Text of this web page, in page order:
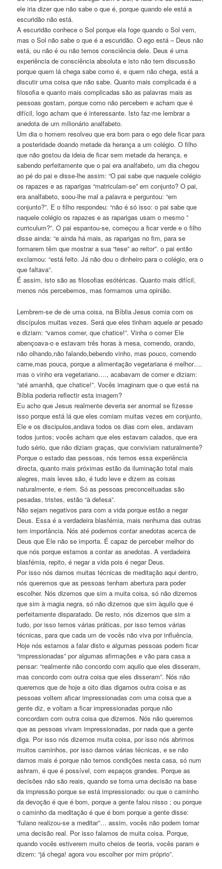
ele iria dizer que não sabe o que é, porque quando ele está a
escuridão não está.
A escuridão conhece o Sol porque ela foge quando o Sol vem,
mas o Sol não sabe o que é a escuridão. O ego está – Deus não
está, ou não é ou não temos consciência dele. Deus é uma
experiência de consciência absoluta e isto não tem discussão
porque quem lá chega sabe como é, e quem não chega, está a
discutir uma coisa que não sabe. Quanto mais complicada é a
filosofia e quanto mais complicadas são as palavras mais as
pessoas gostam, porque como não percebem e acham que é
difícil, logo acham que é interessante. Isto faz-me lembrar a
anedota de um milionário analfabeto.
Um dia o homem resolveu que era bom para o ego dele ficar para
a posteridade doando metade da herança a um colégio. O filho
que não gostou da ideia de ficar sem metade da herança, e
sabendo perfeitamente que o pai era analfabeto, um dia chegou
ao pé do pai e disse-lhe assim: “O pai sabe que naquele colégio
os rapazes e as raparigas “matriculam-se” em conjunto? O pai,
era analfabeto, soou-lhe mal a palavra e perguntou: “em
conjunto?”. E o filho respondeu: “não é só isso: o pai sabe que
naquele colégio os rapazes e as raparigas usam o mesmo ”
curriculum?”. O pai espantou-se, começou a ficar verde e o filho
disse ainda: “e ainda há mais, as raparigas no fim, para se
formarem têm que mostrar a sua “tese” ao reitor”. o pai então
exclamou: “está feito. Já não dou o dinheiro para o colégio, era o
que faltava”.
É assim, isto são as filosofias esótéricas. Quanto mais difícil,
menos nós percebemos, mas formamos uma opinião.
Lembrem-se de de uma coisa, na Bíblia Jesus comia com os
discípulos muitas vezes. Será que eles tinham aquele ar pesado
e diziam: “vamos comer, que chatice!”. Vinha o comer Ele
abençoava-o e estavam três horas à mesa, comendo, orando,
não olhando,não falando,bebendo vinho, mas pouco, comendo
carne,mas pouca, porque a alimentação vegetariana é melhor….
mas o vinho era vegetariano…., acabavam de comer e diziam:
“até amanhã, que chatice!”. Vocês imaginam que o que está na
Bíblia poderia reflectir esta imagem?
Eu acho que Jesus realmente deveria ser anormal se fizesse
isso porque está lá que eles comiam muitas vezes em conjunto,
Ele e os discipulos,andava todos os dias com eles, andavam
todos juntos; vocês acham que eles estavam calados, que era
tudo sério, que não diziam graças, que conviviam naturalmente?
Porque o estado das pessoas, nós temos essa experiência
directa, quanto mais próximas estão da iluminação total mais
alegres, mais leves são, é tudo leve e dizem as coisas
naturalmente, e riem. Só as pessoas preconceituadas são
pesadas, tristes, estão “à defesa”.
Não sejam negativos para com a vida porque estão a negar
Deus. Essa é a verdadeira blasfémia, mais nenhuma das outras
tem importância. Nós até podemos contar anedotas acerca de
Deus que Ele não se importa. É capaz de perceber melhor do
que nós porque estamos a contar as anedotas. A verdadeira
blasfémia, repito, é negar a vida pois é negar Deus.
Por isso nós damos muitas técnicas de meditação aqui dentro,
nós queremos que as pessoas tenham abertura para poder
escolher. Nós dizemos que sim a muita coisa, só não dizemos
que sim à magia negra, só não dizemos que sim àquilo que é
perfeitamente disparatado. De resto, nós dizemos que sim a
tudo, por isso temos várias práticas, por isso temos várias
técnicas, para que cada um de vocês não viva por influência.
Hoje nós estamos a falar disto e algumas pessoas podem ficar
“impressionadas” por algumas afirmações e vão para casa a
pensar: “realmente não concordo com aquilo que eles disseram,
mas concordo com outra coisa que eles disseram”. Nós não
queremos que de hoje a oito dias digamos outra coisa e as
pessoas voltem aficar impressionadas com uma coisa que a
gente diz, e voltam a ficar impressionadas porque não
concordam com outra coisa que dizemos. Nós não queremos
que as pessoas vivam impressionadas, por nada que a gente
diga. Por isso nós dizemos muita coisa, por isso nós abrimos
muitos caminhos, por isso damos várias técnicas, e se não
damos mais é porque não temos condições nesta casa, só num
ashram, é que é possível, com espaços grandes. Porque as
decisões não são reais, quando se toma uma decisão na base
da impressão porque se está impressionado: ou que o caminho
da devoção é que é bom, porque a gente falou nisso ; ou porque
o caminho da meditação é que é bom porque a gente disse:
“fulano realizou-se a meditar”… assim, vocês não podem tomar
uma decisão real. Por isso falamos de muita coisa. Porque,
quando vocês estiverem muito cheios de teoria, vocês param e
dizem: “já chega! agora vou escolher por mim próprio”.